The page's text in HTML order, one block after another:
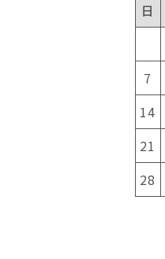
日
7
14
21
28